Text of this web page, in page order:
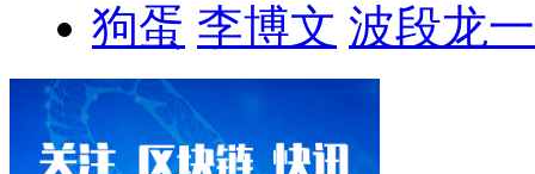
狗蛋 李博文 波段龙一